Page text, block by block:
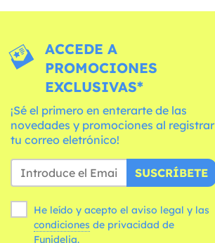
ACCEDE A
PROMOCIONES
EXCLUSIVAS*
¡Sé el primero en enterarte de las
novedades y promociones al registrar
tu correo eletrónico!
SUSCRÍBETE
He leído y acepto el aviso legal y las
condiciones
Funidelia.